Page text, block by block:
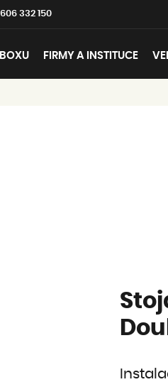
606 332 150
FIRMY A INSTITUCE